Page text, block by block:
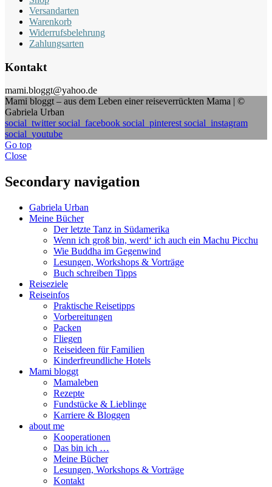
Versandarten
Warenkorb
Widerrufsbelehrung
Zahlungsarten
Kontakt
mami.bloggt@yahoo.de
Mami bloggt – aus dem Leben einer reiseverrückten Mama | ©
Gabriela Urban
social_twittersocial_facebook social_pinterest social_instagram
social_youtube
Go top
Close
Secondary navigation
Gabriela Urban
Meine Bücher
Der letzte Tanz in Südamerika
Wenn ich groß bin, werd‘ ich auch ein Machu Picchu
Wie Buddha im Gegenwind
Lesungen, Workshops & Vorträge
Buch schreiben Tipps
Reiseziele
Reiseinfos
Praktische Reisetipps
Vorbereitungen
Packen
Fliegen
Reiseideen für Familien
Kinderfreundliche Hotels
Mami bloggt
Mamaleben
Rezepte
Fundstücke & Lieblinge
Karriere & Bloggen
about me
Kooperationen
Das bin ich …
Meine Bücher
Lesungen, Workshops & Vorträge
Kontakt